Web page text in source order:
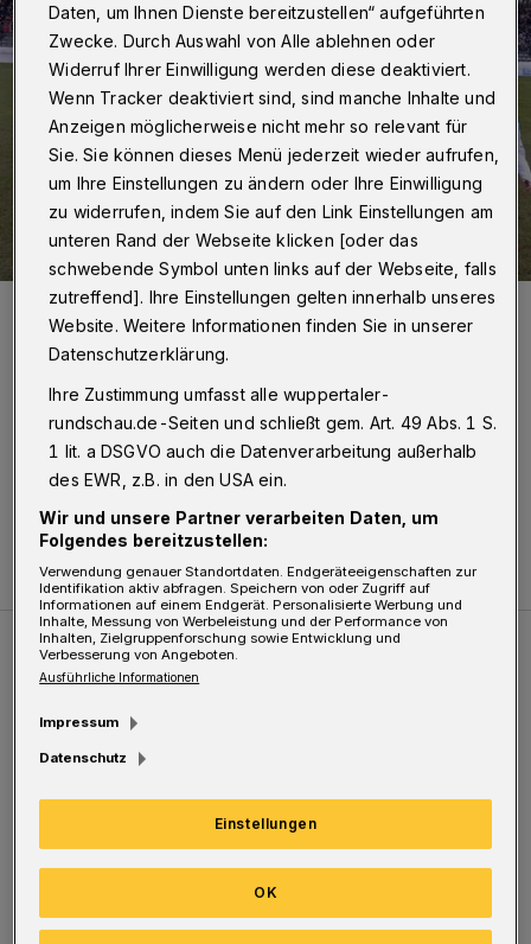
Foto:Dirk Freund
7.525 Zuschauer pilgerten ins Stadion am Zoo
Weitere Bilderstrecken
Sommer in der Elberfelder City
Daten, um Ihnen Dienste bereitzustellen“ aufgeführten
Zwecke. Durch Auswahl von Alle ablehnen oder
Widerruf Ihrer Einwilligung werden diese deaktiviert.
Wenn Tracker deaktiviert sind, sind manche Inhalte und
Anzeigen möglicherweise nicht mehr so relevant für
Sie. Sie können dieses Menü jederzeit wieder aufrufen,
um Ihre Einstellungen zu ändern oder Ihre Einwilligung
zu widerrufen, indem Sie auf den Link Einstellungen am
unteren Rand der Webseite klicken [oder das
schwebende Symbol unten links auf der Webseite, falls
zutreffend]. Ihre Einstellungen gelten innerhalb unseres
Website. Weitere Informationen finden Sie in unserer
Datenschutzerklärung.
Ihre Zustimmung umfasst alle wuppertaler-
rundschau.de-Seiten und schließt gem. Art. 49 Abs. 1 S.
1 lit. a DSGVO auch die Datenverarbeitung außerhalb
des EWR, z.B. in den USA ein.
Wir und unsere Partner verarbeiten Daten, um
Folgendes bereitzustellen:
Verwendung genauer Standortdaten. Endgeräteeigenschaften zur
Identifikation aktiv abfragen. Speichern von oder Zugriff auf
Informationen auf einem Endgerät. Personalisierte Werbung und
Inhalte, Messung von Werbeleistung und der Performance von
Inhalten, Zielgruppenforschung sowie Entwicklung und
Verbesserung von Angeboten.
Ausführliche Informationen
Impressum
Datenschutz
Einstellungen
OK